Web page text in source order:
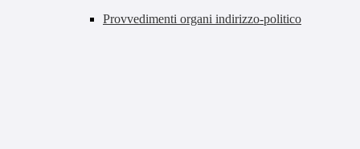
Provvedimenti organi indirizzo-politico